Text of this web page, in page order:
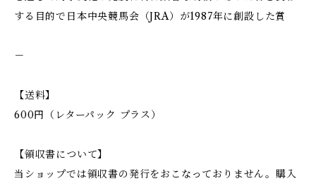
する目的で日本中央競馬会（JRA）が1987年に創設した賞
－
【送料】
600円（レターパック プラス）
【領収書について】
当ショップでは領収書の発行をおこなっておりません。購入